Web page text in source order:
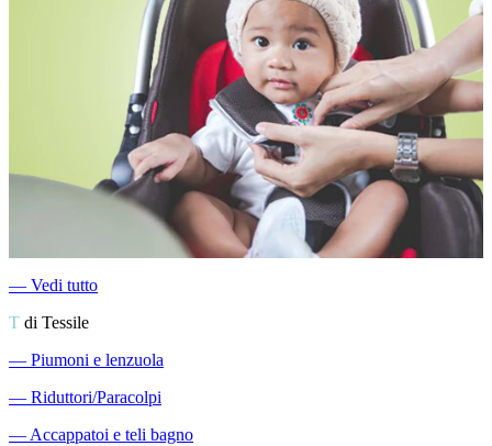
― Vedi tutto
T di Tessile
― Piumoni e lenzuola
― Riduttori/Paracolpi
―Accappatoi e teli bagno